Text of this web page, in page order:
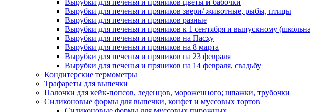
Вырубки для печенья и пряников цветы и бабочки
Вырубки для печенья и пряников звери/ животные, рыбы, птицы
Вырубки для печенья и пряников разные
Вырубки для печенья и пряников к 1 сентября и выпускному
Вырубки для печенья и пряников на Пасху
Вырубки для печенья и пряников на 8 марта
Вырубки для печенья и пряников на 23 февраля
Вырубки для печенья и пряников на 14 февраля, свадьбу
Кондитерские термометры
Трафареты для выпечки
Палочки для кейк-попсов, леденцов, мороженного; шпажки, трубочки
Силиконовые формы для выпечки, конфет и муссовых тортов